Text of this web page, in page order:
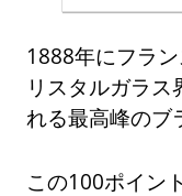
1888年にフラ
リスタルガラス
れる最高峰のブ
この100ポイン